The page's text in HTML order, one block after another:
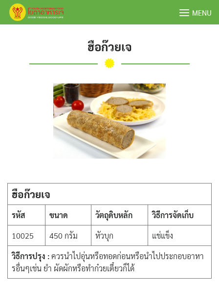
Skip
MENU
ฮือก๊วยเจ
ฮือก๊วยเจ
รหัส ขนาด วัตถุดิบหลัก
วิธีการจัดเก็บ
10025
450 กรัม หัวบุก
แช่แข็ง
วิธีการปรุง :ควรนำไปอุ่นหรือทอดก่อนหรือนำไปประกอบอาหา
รอื่นๆเช่น ยำ ผัดผักหรือทำก๋วยเตี๋ยวก็ได้